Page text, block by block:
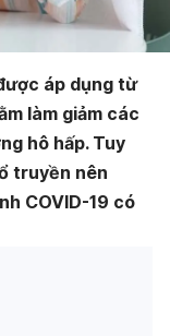
áp dụng từ
làm giảm các
hô hấp. Tuy
truyền nên
COVID-19 có